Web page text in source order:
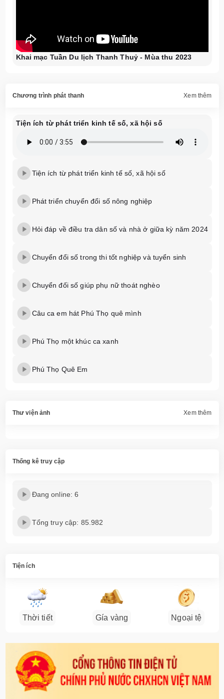
Khai mạc Tuần Du lịch Thanh Thuỷ - Mùa thu 2023
Chương trình phát thanh Xem thêm
Tiện ích từ phát triển kinh tế số, xã hội số
Tiện ích từ phát triển kinh tế số, xã hội số
Phát triển chuyển đổi số nông nghiệp
Hỏi đáp về điều tra dân số và nhà ở giữa kỳ năm 2024
Chuyển đổi số trong thi tốt nghiệp và tuyển sinh
Chuyển đối số giúp phụ nữ thoát nghèo
Câu ca em hát Phú Thọ quê mình
Phú Thọ một khúc ca xanh
Phú Thọ Quê Em
Thư viện ảnh Xem thêm
Thống kê truy cập
Đang online: 6
Tổng truy cập: 85.982
Tiện ích
Thời tiết Gía vàng Ngoại tệ